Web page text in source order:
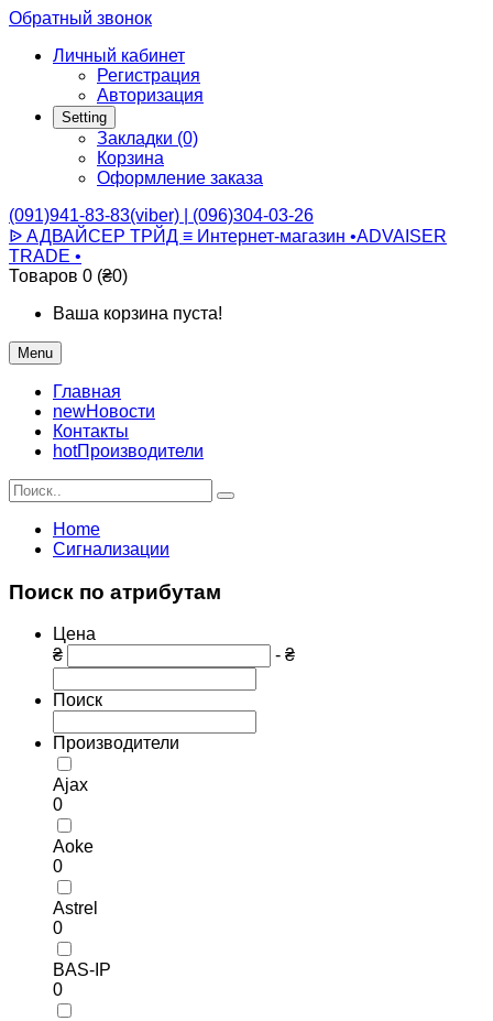
Обратный звонок
Личный кабинет
Регистрация
Авторизация
Setting
Закладки (0)
Корзина
Оформление заказа
(091)941-83-83(viber) | (096)304-03-26
ᐉ АДВАЙСЕР ТРЙД ≡ Интернет-магазин •ADVAISER
TRADE •
Товаров 0 (₴0)
Ваша корзина пуста!
Menu
Главная
newНовости
Контакты
hotПроизводители
Home
Сигнализации
Поиск по атрибутам
Цена
₴
- ₴
Поиск
Производители
Ajax
0
Aoke
0
Astrel
0
BAS-IP
0